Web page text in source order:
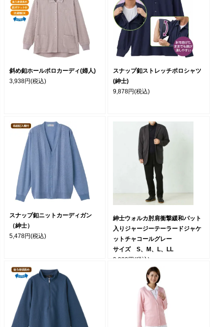
斜め釦ホールポロカーディ(婦人)
3,938円(税込)
スナップ釦ストレッチポロシャツ
(紳士)
9,878円(税込)
スナップ釦ニットカーディガン
（紳士）
5,478円(税込)
紳士ウォルカ肘肩衝撃緩和パット
入りジャージーテーラードジャケ
ットチャコールグレー
サイズ S、M、L、LL
9,980円(税込)